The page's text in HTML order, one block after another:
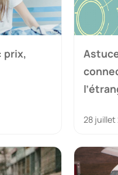
prix,
28 juillet